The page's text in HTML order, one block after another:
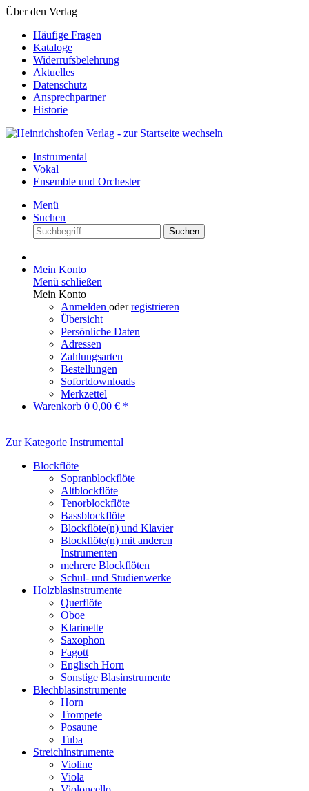
Über den Verlag
Häufige Fragen
Kataloge
Widerrufsbelehrung
Aktuelles
Datenschutz
Ansprechpartner
Historie
Instrumental
Vokal
Ensemble und Orchester
Menü
Suchen
Suchen
Mein Konto
Menü schließen
Mein Konto
Anmelden oderregistrieren
Übersicht
Persönliche Daten
Adressen
Zahlungsarten
Bestellungen
Sofortdownloads
Merkzettel
Warenkorb 0 0,00 € *
Zur Kategorie Instrumental
Blockflöte
Sopranblockflöte
Altblockflöte
Tenorblockflöte
Bassblockflöte
Blockflöte(n) und Klavier
Blockflöte(n) mit anderen
Instrumenten
mehrere Blockflöten
Schul- und Studienwerke
Holzblasinstrumente
Querflöte
Oboe
Klarinette
Saxophon
Fagott
Englisch Horn
Sonstige Blasinstrumente
Blechblasinstrumente
Horn
Trompete
Posaune
Tuba
Streichinstrumente
Violine
Viola